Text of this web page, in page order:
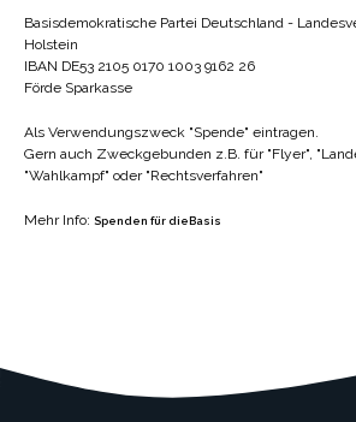
Basisdemokratische Partei Deutschland -
Holstein
IBAN DE53 2105 0170 1003 9162 26
Förde Sparkasse
Als Verwendungszweck "Spende" eintragen.
Gern auch Zweckgebunden z.B. für "Flyer",
"Wahlkampf" oder "Rechtsverfahren"
Mehr Info: Spenden für dieBasis